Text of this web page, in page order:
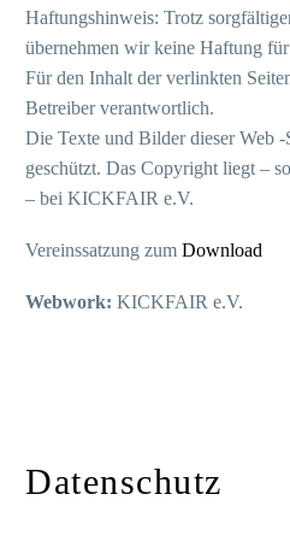
Haftungshinweis: Trotz
übernehmen wir keine Haftung
Für den Inhalt der verlinkten
Betreiber verantwortlich.
Die Texte und Bilder dieser Web
geschützt. Das Copyright liegt –
– bei KICKFAIR e.V.
Vereinssatzung zum Download
Webwork: KICKFAIR e.V.
Datenschutz